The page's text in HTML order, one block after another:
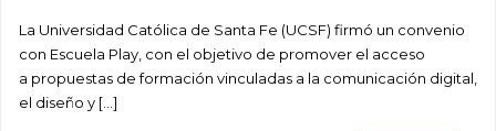
La Universidad Católica de Santa Fe (UCSF) firmó un convenio
con Escuela Play, con el objetivo de promover el acceso
a propuestas de formación vinculadas a la comunicación digital,
el diseño y […]